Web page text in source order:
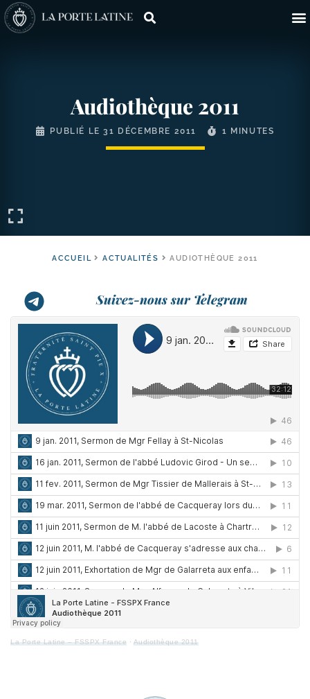
Audiothèque 2011
PUBLIÉ LE31 DÉCEMBRE 2011 1 MINUTES
ACCUEIL ACTUALITÉS AUDIOTHÈQUE 2011
Suivez-nous sur Telegram
La Porte Latine – FSSPX France · Audiothèque 2011